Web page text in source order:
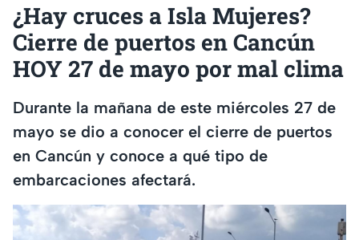
¿Hay cruces a Isla Mujeres?
Cierre de puertos en Cancún
HOY 27 de mayo por mal clima
Durante la mañana de este miércoles 27 de
mayo se dio a conocer el cierre de puertos
en Cancún y conoce a qué tipo de
embarcaciones afectará.